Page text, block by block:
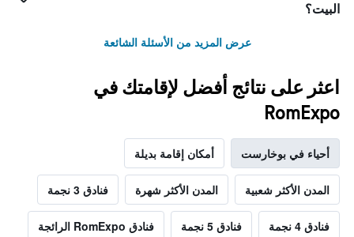
البيت؟
عرض المزيد من الأسئلة الشائعة
اعثر على نتائج أفضل لإقامتك في
RomExpo
أحياء في بوخارست أمكان إقامة بديلة
المدن الأكثر شعبية المدن الأكثر شهرة فنادق 3 نجمة
فنادق 4 نجمة فنادق 5 نجمة فنادق RomExpo الرائجة